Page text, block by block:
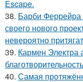
Escape.
38. Барби Феррейра
своего нового
невероятно
39. Кармен Электра
40. Самая